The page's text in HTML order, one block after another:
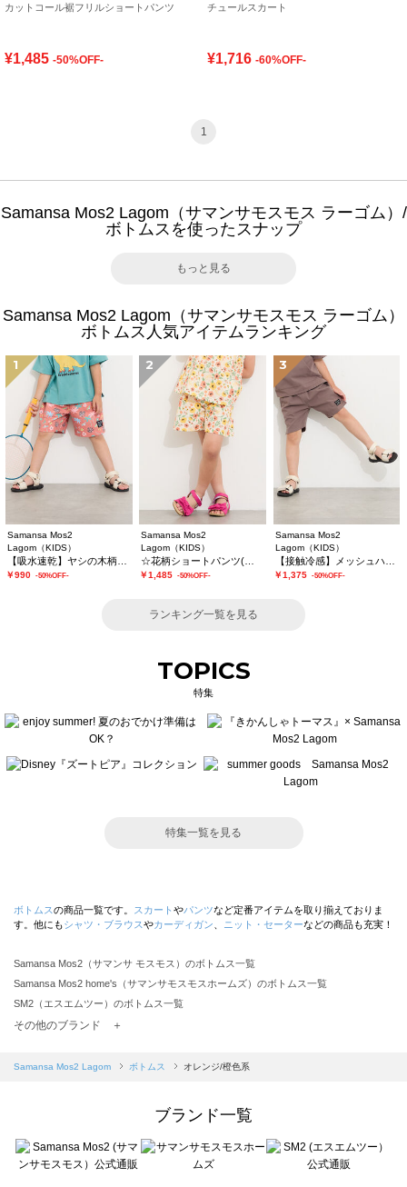
カットコール裾フリルショートパンツ
¥1,485 -50%OFF-
チュールスカート
¥1,716 -60%OFF-
1
Samansa Mos2 Lagom（サマンサモスモス ラーゴム）/
ボトムスを使ったスナップ
もっと見る
Samansa Mos2 Lagom（サマンサモスモス ラーゴム）
ボトムス人気アイテムランキング
1
Samansa Mos2
Lagom（KIDS）
￥990 -50%OFF-
2
Samansa Mos2
Lagom（KIDS）
￥1,485 -50%OFF-
3
Samansa Mos2
Lagom（KIDS）
【接触冷感】メッシュハーフパンツ
￥1,375 -50%OFF-
ランキング一覧を見る
TOPICS
特集
特集一覧を見る
ボトムスの商品一覧です。 スカート やパンツなど定番アイテムを取り揃えておりま
す。他にもシャツ・ブラウスやカーディガン ニット・セーターなどの商品も充実！
Samansa Mos2（サマンサ モスモス）のボトムス一覧
Samansa Mos2 home's（サマンサモスモスホームズ）のボトムス一覧
SM2（エスエムツー）のボトムス一覧
TSUHARU by Samansa Mos2（ツハルバイサマンサモスモス）のボトムス一覧
Samansa Mos2 blue（サマンサモスモス ブルー）のボトムス一覧
sō4ū（ソウフォーユー）のボトムス一覧
Te chichi（テチチ）のボトムス一覧
Te chichi CLASSIC（テチチ クラシック）のボトムス一覧
その他のブランド ＋
Samansa Mos2 Lagom ボトムス オレンジ/橙色系
ブランド一覧